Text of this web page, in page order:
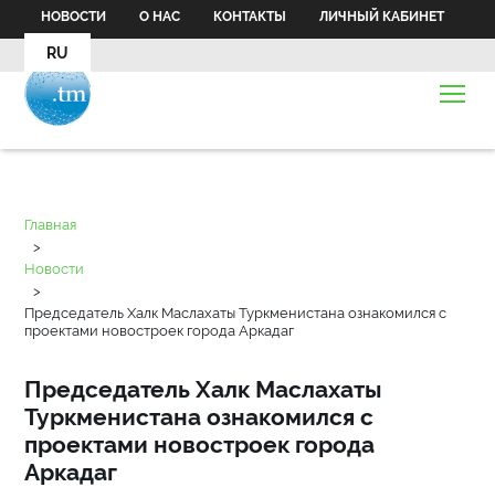
НОВОСТИ О НАС КОНТАКТЫ ЛИЧНЫЙ КАБИНЕТ
RU
Главная
>
Новости
>
Председатель Халк Маслахаты Туркменистана ознакомился с
проектами новостроек города Аркадаг
Председатель Халк Маслахаты
Туркменистана ознакомился с
проектами новостроек города
Аркадаг